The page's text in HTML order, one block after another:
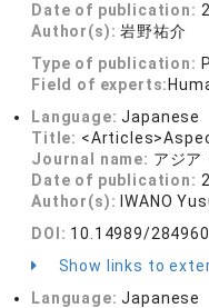
Date of publication:
Author(s):岩野祐介
Type of publication:
Field of experts:
Language:Japanese
Title:
Journal name: アジ
Date of publication:
Author(s): IWANO
DOI: 10.14989/284960
Show links to
Language:Japanese